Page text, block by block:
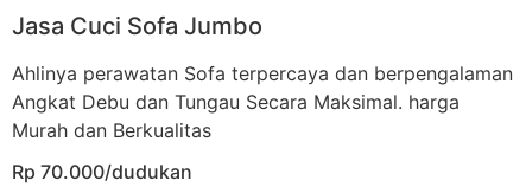
Jasa Cuci Sofa Jumbo
Ahlinya perawatan Sofa terpercaya dan berpengalaman
Angkat Debu dan Tungau Secara Maksimal. harga
Murah dan Berkualitas
Rp 70.000/dudukan